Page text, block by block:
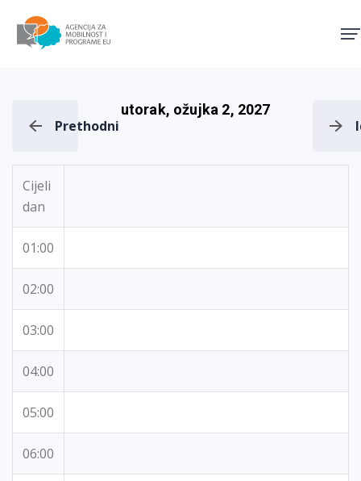
Prethodni
utorak, ožujka 2, 2027
Cijeli
dan
01:00
02:00
03:00
04:00
05:00
06:00